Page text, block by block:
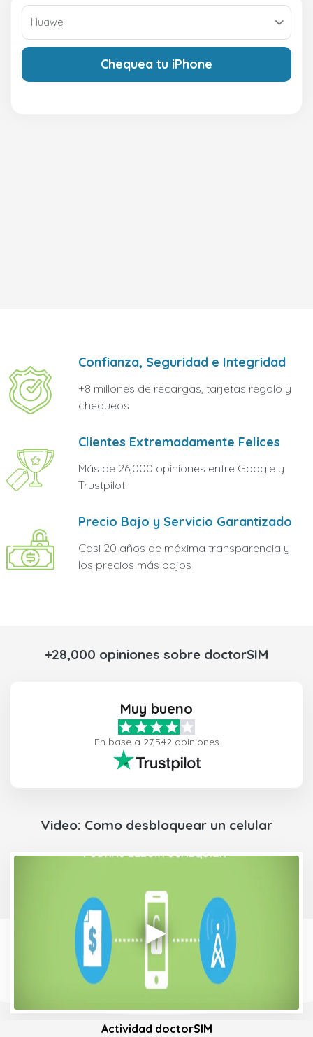
Chequea tu iPhone
Confianza, Seguridad e Integridad
+8 millones de recargas, tarjetas regalo y
chequeos
Clientes Extremadamente Felices
Más de 26,000 opiniones entre Google y
Trustpilot
Precio Bajo y Servicio Garantizado
Casi 20 años de máxima transparencia y
los precios más bajos
+28,000 opiniones sobre doctorSIM
Muy bueno
En base a 27,542 opiniones
Video: Como desbloquear un celular
Actividad doctorSIM